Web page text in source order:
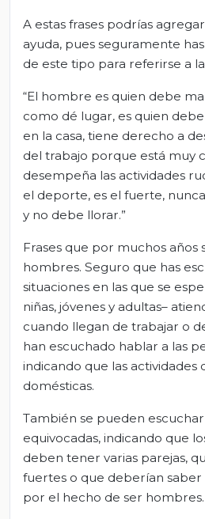
A estas frases podrías
ayuda, pues seguramente
de este tipo para referirse a
“El hombre es quien debe
como dé lugar, es quien
en la casa, tiene derecho a
del trabajo porque está muy
desempeña las actividades
el deporte, es el fuerte,
y no debe llorar.”
Frases que por muchos años
hombres. Seguro que has
situaciones en las que se
niñas, jóvenes y adultas–
cuando llegan de trabajar o
han escuchado hablar a las
indicando que las actividades
domésticas.
También se pueden
equivocadas, indicando que
deben tener varias parejas,
fuertes o que deberían saber
por el hecho de ser hombres.